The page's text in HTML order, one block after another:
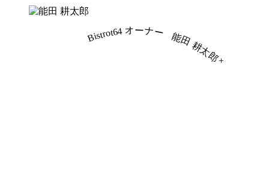
Bistrot64 オーナー 能田 耕太郎+